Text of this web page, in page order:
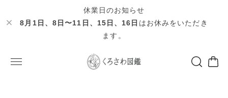
休業日のお知らせ
8月1日、8日〜11日、15日、16日 はお休みをいただき
ます。